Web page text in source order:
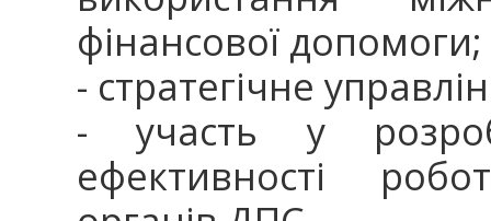
фінансової
- стратегічне
- участь у
ефективності